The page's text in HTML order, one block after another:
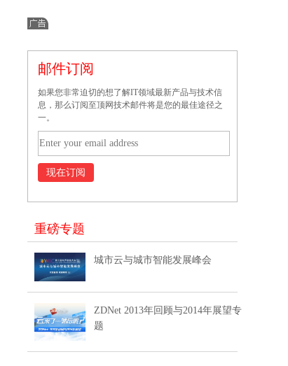
邮件订阅
如果您非常迫切的想了解IT领域最新产品与技术信
息，那么订阅至顶网技术邮件将是您的最佳途径之
一。
重磅专题
城市云与城市智能发展峰会
ZDNet 2013年回顾与2014年展望专
题